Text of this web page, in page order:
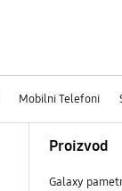
Mobilni Telefoni
Proizvod
Galaxy